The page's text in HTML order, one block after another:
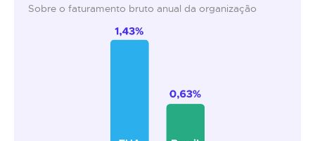
Sobre o faturamento bruto anual da organização